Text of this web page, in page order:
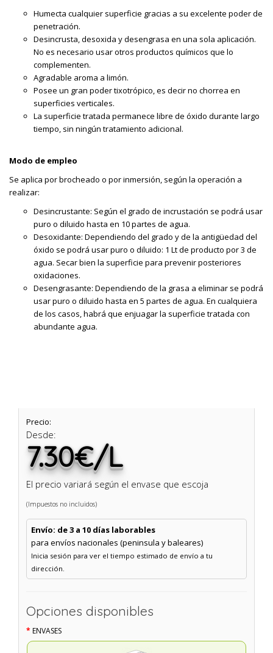
Humecta cualquier superficie gracias a su excelente poder de
penetración.
Desincrusta, desoxida y desengrasa en una sola aplicación.
No es necesario usar otros productos químicos que lo
complementen.
Agradable aroma a limón.
Posee un gran poder tixotrópico, es decir no chorrea en
superficies verticales.
La superficie tratada permanece libre de óxido durante largo
tiempo, sin ningún tratamiento adicional.
Modo de empleo
Se aplica por brocheado o por inmersión, según la operación a
realizar:
Desincrustante: Según el grado de incrustación se podrá usar
puro o diluido hasta en 10 partes de agua.
Desoxidante: Dependiendo del grado y de la antigüedad del
óxido se podrá usar puro o diluido: 1 Lt de producto por 3 de
agua. Secar bien la superficie para prevenir posteriores
oxidaciones.
Desengrasante: Dependiendo de la grasa a eliminar se podrá
usar puro o diluido hasta en 5 partes de agua. En cualquiera
de los casos, habrá que enjuagar la superficie tratada con
abundante agua.
Precio:
Desde:
7.30€/L
El precio variará según el envase que escoja
(Impuestos no incluidos)
Envío: de 3 a 10 días laborables
para envíos nacionales (peninsula y baleares)
Inicia sesión para ver el tiempo estimado de envío a tu
dirección.
Opciones disponibles
ENVASES